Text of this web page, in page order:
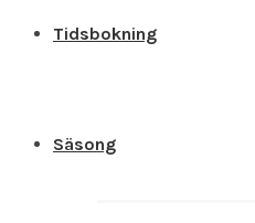
Tidsbokning
Säsong